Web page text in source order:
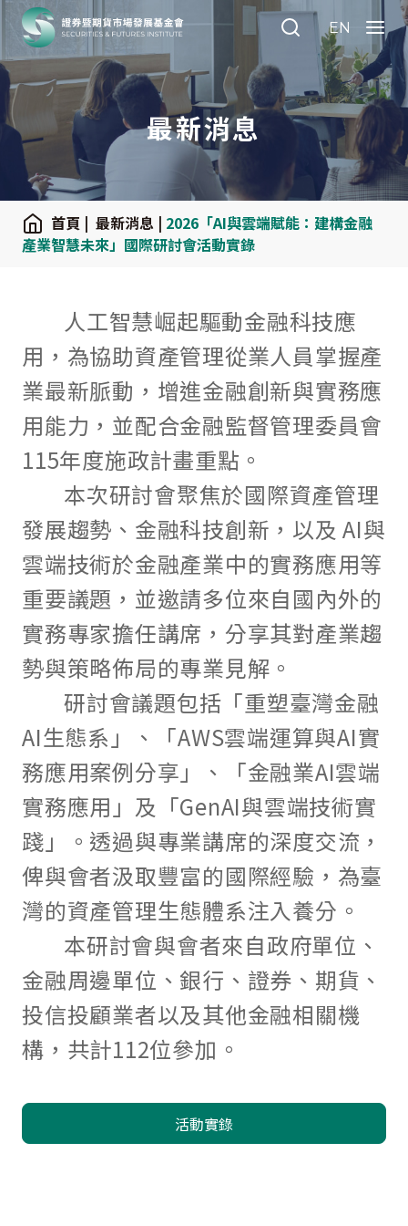
Search EN Menu
最新消息
首頁 | 最新消息 | 2026「AI與雲端賦能：建構金融
產業智慧未來」國際研討會活動實錄
人工智慧崛起驅動金融科技應
用，為協助資產管理從業人員掌握產
業最新脈動，增進金融創新與實務應
用能力，並配合金融監督管理委員會
115年度施政計畫重點。
本次研討會聚焦於國際資產管理
發展趨勢、金融科技創新，以及 AI與
雲端技術於金融產業中的實務應用等
重要議題，並邀請多位來自國內外的
實務專家擔任講席，分享其對產業趨
勢與策略佈局的專業見解。
研討會議題包括「重塑臺灣金融
AI生態系」、「AWS雲端運算與AI實
務應用案例分享」、「金融業AI雲端
實務應用」及「GenAI與雲端技術實
踐」。透過與專業講席的深度交流，
俾與會者汲取豐富的國際經驗，為臺
灣的資產管理生態體系注入養分。
本研討會與會者來自政府單位、
金融周邊單位、銀行、證券、期貨、
投信投顧業者以及其他金融相關機
構，共計112位參加。
活動實錄